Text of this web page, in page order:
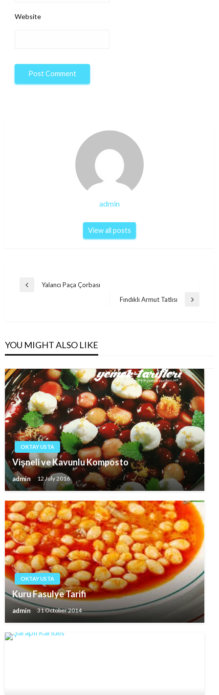
Website
admin
View all posts
Post
Previous
Yalancı Paça Çorbası
Next
Fındıklı Armut Tatlısı
YOU MIGHT ALSO LIKE
OKTAY USTA
Vişneli ve Kavunlu Komposto
admin 12 July 2016
OKTAY USTA
Kuru Fasulye Tarifi
admin 31 October 2014